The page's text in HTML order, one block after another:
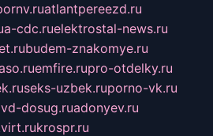
atlantpereezd.ru
a-cdc.ruelektrostal-news.ru
budem-znakomye.ru
emfire.rupro-otdelky.ru
seks-uzbek.ruporno-vk.ru
vd-dosug.ruadonyev.ru
krospr.ru